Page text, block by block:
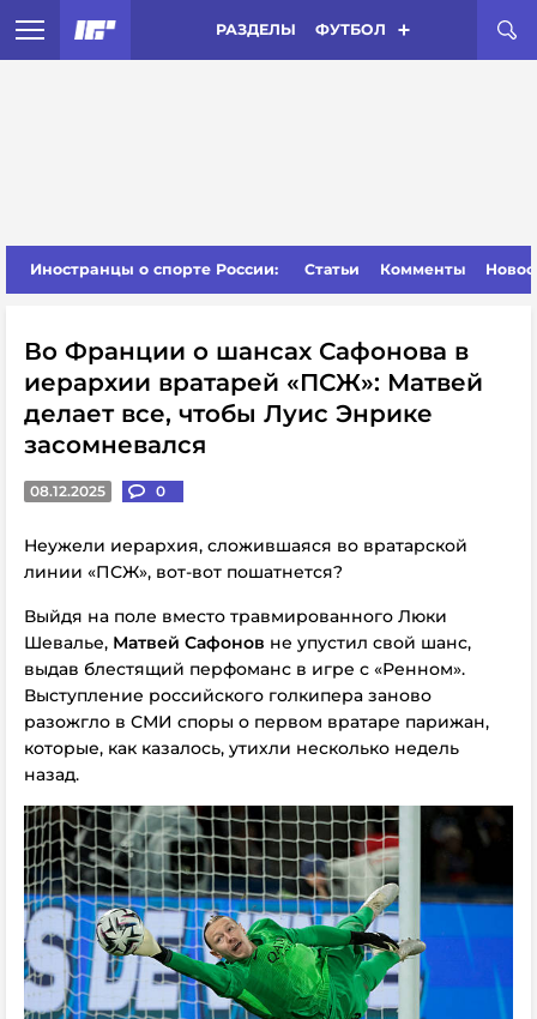
РАЗДЕЛЫ ФУТБОЛ
Иностранцы о спорте России: Статьи Комменты
Во Франции о шансах Сафонова в
иерархии вратарей «ПСЖ»: Матвей
делает все, чтобы Луис Энрике
засомневался
08.12.2025 0
Неужели иерархия, сложившаяся во вратарской
линии «ПСЖ», вот-вот пошатнется?
Выйдя на поле вместо травмированного Люки
Шевалье, Матвей Сафонов не упустил свой шанс,
выдав блестящий перфоманс в игре с «Ренном».
Выступление российского голкипера заново
разожгло в СМИ споры о первом вратаре парижан,
которые, как казалось, утихли несколько недель
назад.